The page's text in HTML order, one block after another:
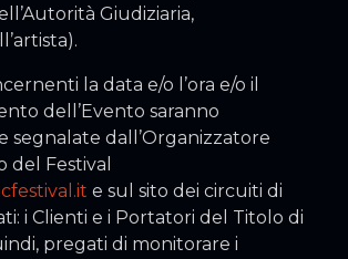
Giudiziaria,
la data e/o l’ora e/o il
dell’Evento saranno
dall’Organizzatore
del Festival
e sul sito dei circuiti di
i Clienti e i Portatori del Titolo di
pregati di monitorare i